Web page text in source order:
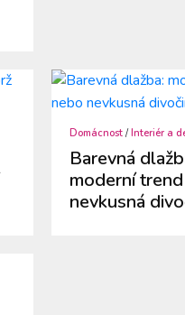
Domácnost /Interiér a
Barevná
moderní
nevkusná